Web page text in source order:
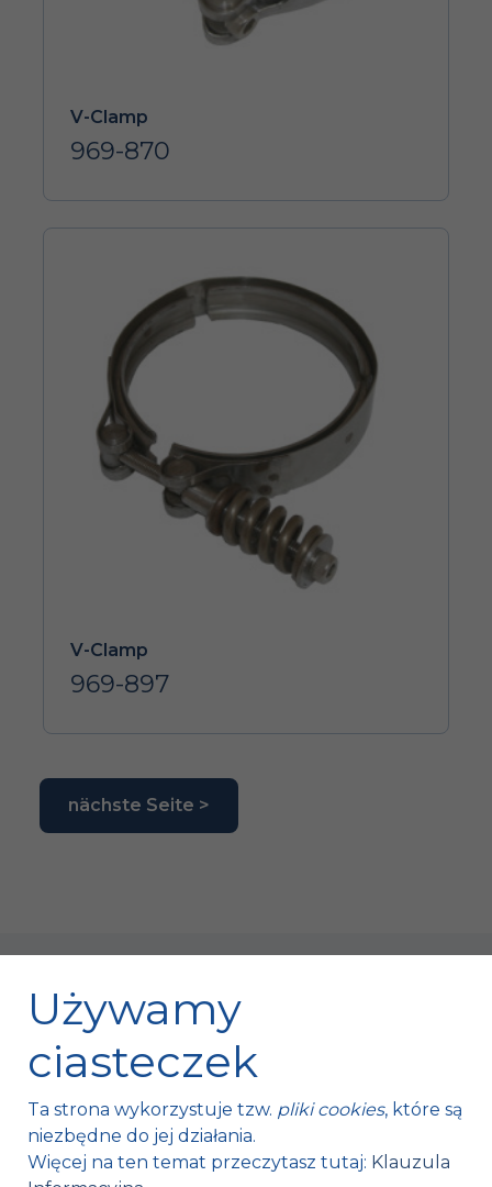
V-Clamp
969-870
V-Clamp
969-897
nächste Seite >
Mroczków 4a,
26-120 Bliżyn, Polska
Używamy
ciasteczek
Ta strona wykorzystuje tzw. pliki cookies, które są
niezbędne do jej działania.
Więcej na ten temat przeczytasz tutaj: Klauzula